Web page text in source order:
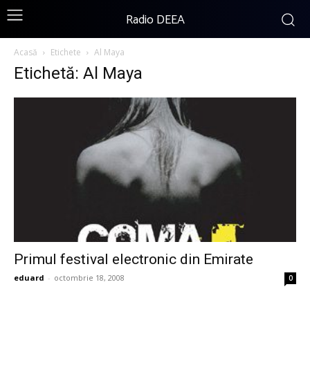
Radio DEEA
Acasă Etichete Al Maya
Etichetă: Al Maya
Primul festival electronic din Emirate
eduard - octombrie 18, 2008 0